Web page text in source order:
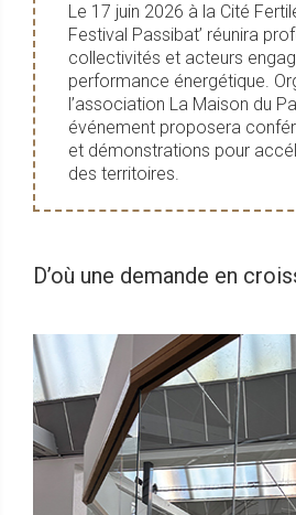
Le 17 juin 2026 à la Cité
Festival Passibat’ réunira
collectivités et acteurs
performance énergétique.
l’association La Maison du
événement proposera
et démonstrations pour
des territoires.
D’où une demande en